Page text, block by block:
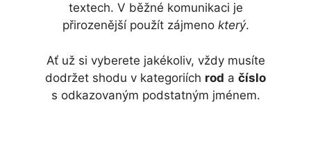
textech. V běžné komunikaci je
přirozenější použít zájmeno který.
Ať už si vyberete jakékoliv, vždy musíte
dodržet shodu v kategoriích rod a číslo
s odkazovaným podstatným jménem.